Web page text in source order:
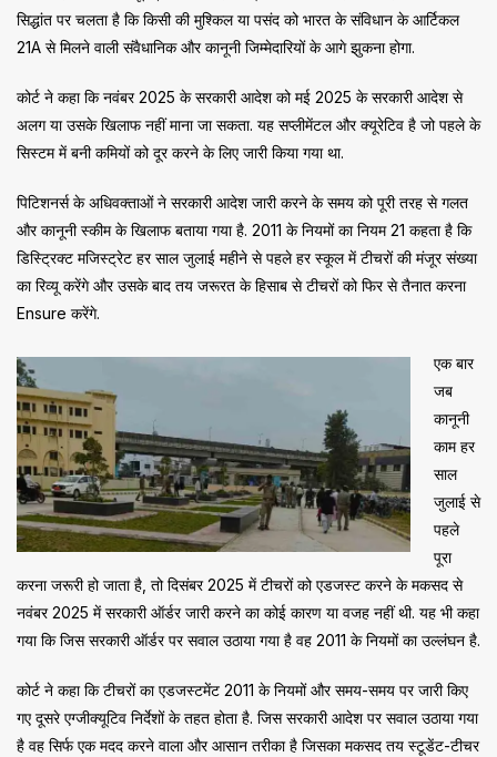
सिद्धांत पर चलता है कि किसी की मुश्किल या पसंद को भारत के संविधान के आर्टिकल
21A से मिलने वाली संवैधानिक और कानूनी जिम्मेदारियों के आगे झुकना होगा.
कोर्ट ने कहा कि नवंबर 2025 के सरकारी आदेश को मई 2025 के सरकारी आदेश से
अलग या उसके खिलाफ नहीं माना जा सकता. यह सप्लीमेंटल और क्यूरेटिव है जो पहले के
सिस्टम में बनी कमियों को दूर करने के लिए जारी किया गया था.
पिटिशनर्स के अधिवक्ताओं ने सरकारी आदेश जारी करने के समय को पूरी तरह से गलत
और कानूनी स्कीम के खिलाफ बताया गया है. 2011 के नियमों का नियम 21 कहता है कि
डिस्ट्रिक्ट मजिस्ट्रेट हर साल जुलाई महीने से पहले हर स्कूल में टीचरों की मंजूर संख्या
का रिव्यू करेंगे और उसके बाद तय जरूरत के हिसाब से टीचरों को फिर से तैनात करना
Ensure करेंगे.
एक बार
जब
कानूनी
काम हर
साल
जुलाई से
पहले
पूरा
करना जरूरी हो जाता है, तो दिसंबर 2025 में टीचरों को एडजस्ट करने के मकसद से
नवंबर 2025 में सरकारी ऑर्डर जारी करने का कोई कारण या वजह नहीं थी. यह भी कहा
गया कि जिस सरकारी ऑर्डर पर सवाल उठाया गया है वह 2011 के नियमों का उल्लंघन है.
कोर्ट ने कहा कि टीचरों का एडजस्टमेंट 2011 के नियमों और समय-समय पर जारी किए
गए दूसरे एग्जीक्यूटिव निर्देशों के तहत होता है. जिस सरकारी आदेश पर सवाल उठाया गया
है वह सिर्फ एक मदद करने वाला और आसान तरीका है जिसका मकसद तय स्टूडेंट-टीचर